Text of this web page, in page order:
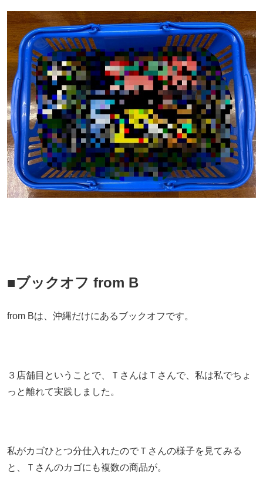
■ブックオフ from B
from Bは、沖縄だけにあるブックオフです。
３店舗目ということで、ＴさんはＴさんで、私は私でちょ
っと離れて実践しました。
私がカゴひとつ分仕入れたのでＴさんの様子を見てみる
と、Ｔさんのカゴにも複数の商品が。